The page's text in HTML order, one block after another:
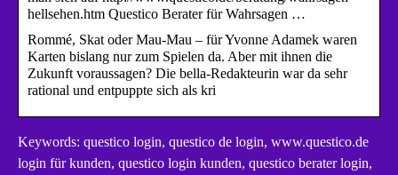
hellsehen.htm Questico Berater für Wahrsagen …
Rommé, Skat oder Mau-Mau – für Yvonne Adamek waren
Karten bislang nur zum Spielen da. Aber mit ihnen die
Zukunft voraussagen? Die bella-Redakteurin war da sehr
rational und entpuppte sich als kri
Keywords: questico login, questico de login, www.questico.de
login für kunden, questico login kunden, questico berater login,